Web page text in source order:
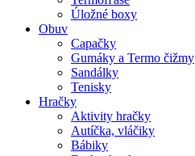
Úložné boxy
Obuv
Capačky
Gumáky a Termo čižmy
Sandálky
Tenisky
Hračky
Aktivity hračky
Autíčka, vláčiky
Bábiky